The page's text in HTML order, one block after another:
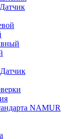
Датчик
Датчик
NAMUR